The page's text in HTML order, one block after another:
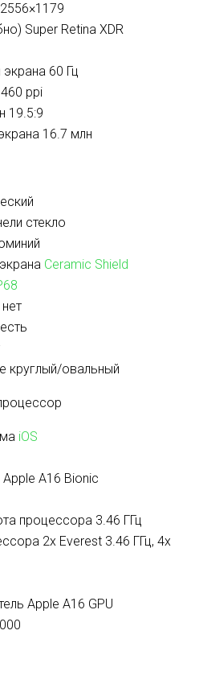
2556×1179
Super Retina XDR
экрана 60 Гц
460 ppi
19.5:9
16.7 млн
стекло
Ceramic Shield
нет
есть
круглый/овальный
iOS
Apple A16 Bionic
процессора 3.46 ГГц
2x Everest 3.46 ГГц, 4x
Apple A16 GPU